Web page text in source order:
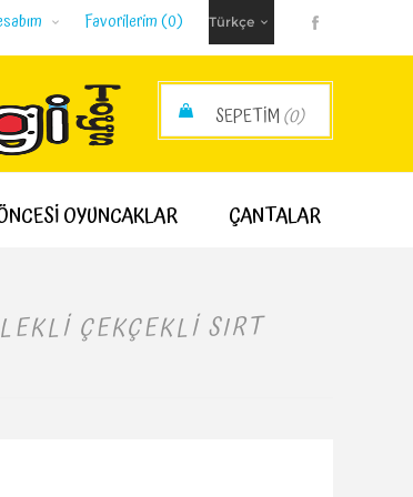
Favorilerim(0)
SEPETIM(0)
OYUNCAKLAR ÇANTALAR
ÇEKÇEKLI SIRT